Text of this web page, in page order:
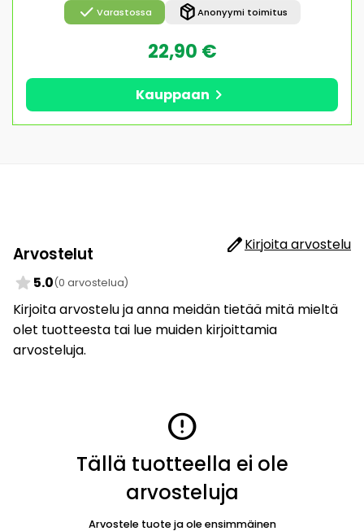
check Varastossa package_2Anonyymi toimitus
22,90 €
Kauppaan chevron_right
Arvostelut editKirjoita arvostelu
star 5.0(0 arvostelua)
Kirjoita arvostelu ja anna meidän tietää mitä mieltä
olet tuotteesta tai lue muiden kirjoittamia
arvosteluja.
error
Tällä tuotteella ei ole
arvosteluja
Arvostele tuote ja ole ensimmäinen